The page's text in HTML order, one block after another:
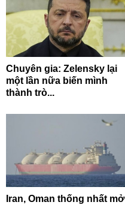
Chuyên gia: Zelensky lại
một lần nữa biến mình
thành trò...
Iran, Oman thống nhất mở